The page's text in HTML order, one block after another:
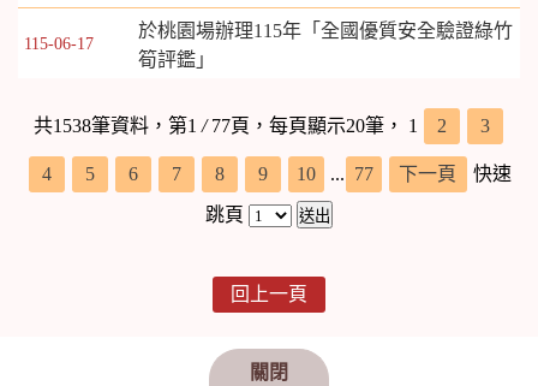
115-06-17
於桃園場辦理115年「全國優質安全驗證綠竹
筍評鑑」
共1538筆資料，第1 /77頁，每頁顯示20筆， 1 2 3
4 5 6 7 8 9 10 ... 77 下一頁
快速
跳頁
回上一頁
關閉